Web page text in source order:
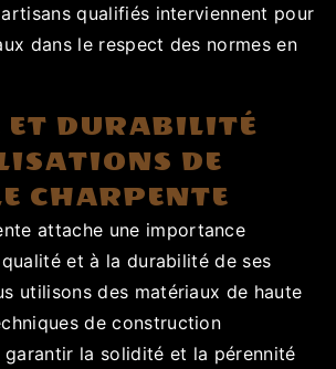
qualifiés interviennent pour
dans le respect des normes en
ET DURABILITÉ
DE
CHARPENTE
attache une importance
et à la durabilité de ses
utilisons des matériaux de haute
de construction
garantir la solidité et la pérennité